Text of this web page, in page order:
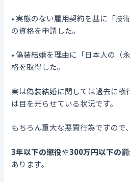
• 実態のない雇用契約を基に「技
の資格を申請した。
• 偽装結婚を理由に「日本人の（
格を取得した。
実は偽装結婚に関しては過去に横
は目を光らせている状況です。
もちろん重大な悪質行為ですので
3年以下の懲役や300万円以下の
あります。